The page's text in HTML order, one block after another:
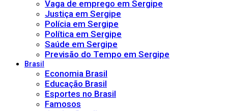
Vaga de emprego em Sergipe
Justiça em Sergipe
Polícia em Sergipe
Política em Sergipe
Saúde em Sergipe
Previsão do Tempo em Sergipe
Brasil
Economia Brasil
Educação Brasil
Esportes no Brasil
Famosos